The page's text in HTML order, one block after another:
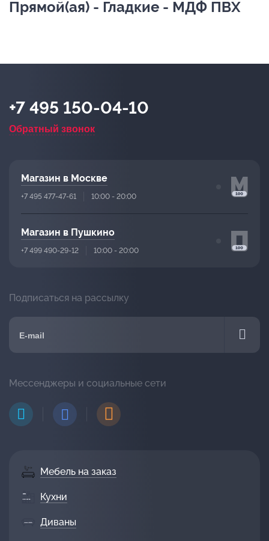
Прямой(ая) - Гладкие - МДФ ПВХ
Мебель на заказ
Кухни
Диваны
+7 495 150-04-10
Обратный звонок
Магазин в Москве
+7 495 477-47-61 10:00 - 20:00
Магазин в Пушкино
+7 499 490-29-12 10:00 - 20:00
Подписаться на рассылку
Мессенджеры и социальные сети